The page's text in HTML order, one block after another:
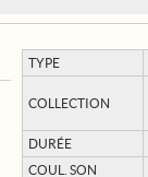
TYPE
COLLECTION
DURÉE
COUL. SON